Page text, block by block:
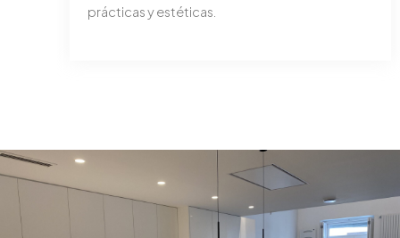
prácticas y estéticas.